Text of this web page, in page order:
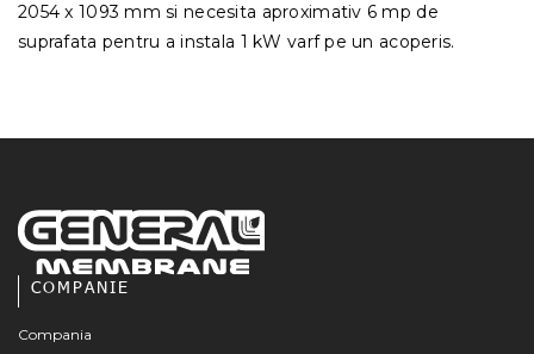
2054 x 1093 mm si necesita aproximativ 6 mp de
suprafata pentru a instala 1 kW varf pe un acoperis.
COMPANIE
Compania